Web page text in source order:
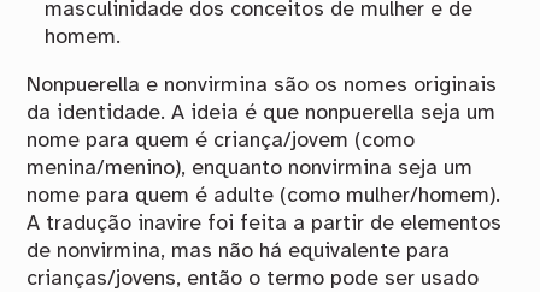
masculinidade dos conceitos de mulher e de
homem.
Nonpuerella e nonvirmina são os nomes originais
da identidade. A ideia é que nonpuerella seja um
nome para quem é criança/jovem (como
menina/menino), enquanto nonvirmina seja um
nome para quem é adulte (como mulher/homem).
A tradução inavire foi feita a partir de elementos
de nonvirmina, mas não há equivalente para
crianças/jovens, então o termo pode ser usado